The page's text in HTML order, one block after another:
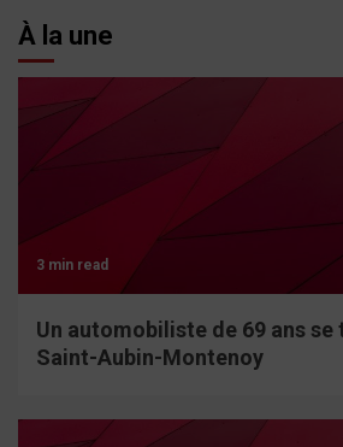
À la une
3 min read
Un automobiliste de 69 ans se
Saint-Aubin-Montenoy